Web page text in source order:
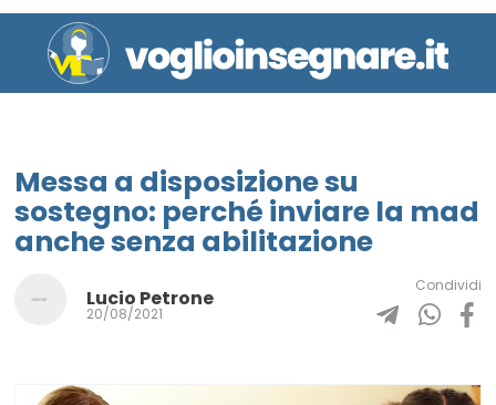
Messa a disposizione su
sostegno: perché inviare la mad
anche senza abilitazione
Lucio Petrone
20/08/2021
Condividi